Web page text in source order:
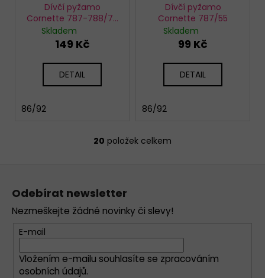
Dívčí pyžamo
Cornette 787-788/77
Avocado
Skladem
149 Kč
DETAIL
86/92
Dívčí pyžamo
Cornette 787/55
Skladem
99 Kč
DETAIL
86/92
O
a
í
p
r
20 položek celkem
Odebírat newsletter
Nezmeškejte žádné novinky či slevy!
E-mail
Vložením e-mailu souhlasíte se zpracováním
osobních údajů.